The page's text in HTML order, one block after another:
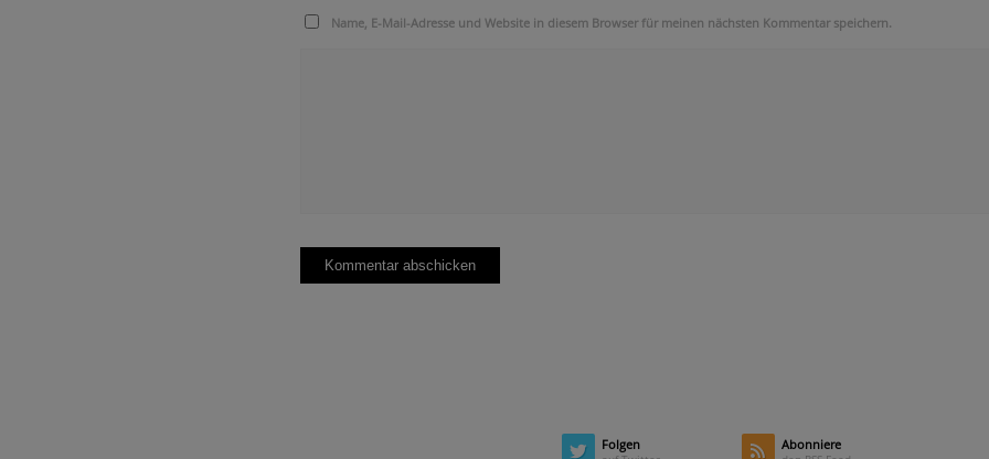
Name, E-Mail-Adresse und Website in diesem Browser für meinen nächsten Kommentar speichern.
Folgen Abonniere